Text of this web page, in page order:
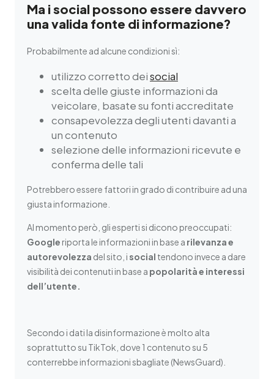
Ma i social possono essere davvero
una valida fonte di informazione?
Probabilmente ad alcune condizioni sì:
utilizzo corretto deisocial
scelta delle giuste informazioni da
veicolare, basate su fonti accreditate
consapevolezza degli utenti davanti a
un contenuto
selezione delle informazioni ricevute e
conferma delle tali
Potrebbero essere fattori in grado di contribuire ad una
giusta informazione.
Al momento però, gli esperti si dicono preoccupati:
Google riporta le informazioni in base a rilevanza e
autorevolezza del sito, i social tendono invece a dare
visibilità dei contenuti in base a popolarità e interessi
dell’utente.
Secondo i dati la disinformazione è molto alta
soprattutto su TikTok, dove 1 contenuto su 5
conterrebbe informazioni sbagliate (NewsGuard).